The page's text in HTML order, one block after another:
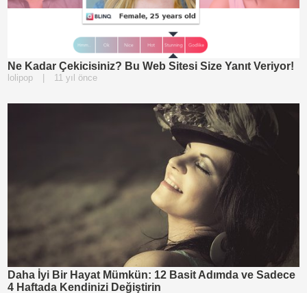
Ne Kadar Çekicisiniz? Bu Web Sitesi Size Yanıt Veriyor!
lolipop 11 yıl önce
Daha İyi Bir Hayat Mümkün: 12 Basit Adımda ve Sadece
4 Haftada Kendinizi Değiştirin